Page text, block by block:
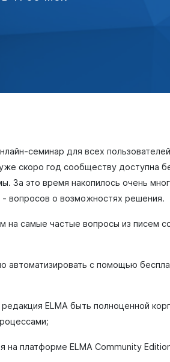
семинар для всех
скоро год сообществу доступна
За это время накопилось очень
вопросов о возможностях решения.
на самые частые вопросы из писем
автоматизировать с помощью
ELMA быть полноценной
на платформе ELMA Community